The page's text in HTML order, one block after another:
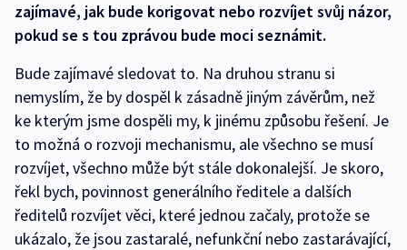
zajímavé, jak bude korigovat nebo rozvíjet svůj názor,
pokud se s tou zprávou bude moci seznámit.
Bude zajímavé sledovat to. Na druhou stranu si
nemyslím, že by dospěl k zásadně jiným závěrům, než
ke kterým jsme dospěli my, k jinému způsobu řešení. Je
to možná o rozvoji mechanismu, ale všechno se musí
rozvíjet, všechno může být stále dokonalejší. Je skoro,
řekl bych, povinnost generálního ředitele a dalších
ředitelů rozvíjet věci, které jednou začaly, protože se
ukázalo, že jsou zastaralé, nefunkční nebo zastarávající,